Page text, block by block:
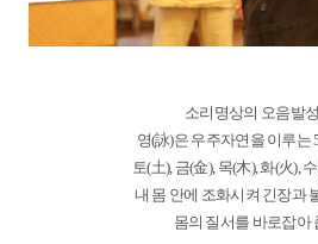
소리명상의 오음발
영(詠)은 우주자연을 이루는
토(土), 금(金), 목(木), 화(火),
내 몸 안에 조화시켜 긴장과
몸의 질서를 바로잡아